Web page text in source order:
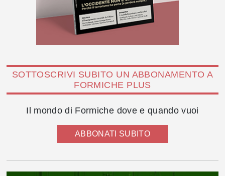
SOTTOSCRIVI SUBITO UN ABBONAMENTO A
FORMICHE PLUS
Il mondo di Formiche dove e quando vuoi
ABBONATI SUBITO